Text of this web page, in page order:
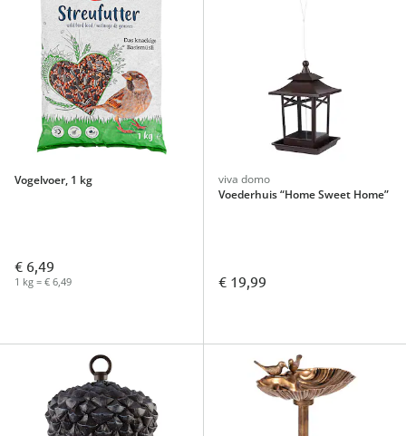
Vogelvoer, 1 kg
€ 6,49
1 kg = € 6,49
viva domo
Voederhuis “Home Sweet Home”
€ 19,99